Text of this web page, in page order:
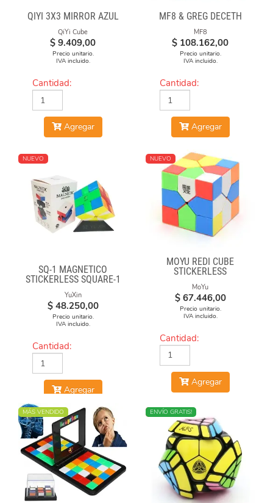
QIYI 3X3 MIRROR AZUL
QiYi Cube
$ 9.409,00
Precio unitario.
IVA incluido.
Cantidad:
Agregar
MF8 & GREG DECETH
MF8
$ 108.162,00
Precio unitario.
IVA incluido.
Cantidad:
Agregar
NUEVO
SQ-1 MAGNÉTICO
STICKERLESS SQUARE-1
YuXin
$ 48.250,00
Precio unitario.
IVA incluido.
Cantidad:
Agregar
NUEVO
MOYU REDI CUBE
STICKERLESS
MoYu
$ 67.446,00
Precio unitario.
IVA incluido.
Cantidad:
Agregar
MÁS VENDIDO NUEVO
ENVÍO GRATIS!